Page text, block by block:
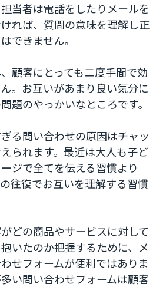
当者は電話をしたりメールを
れば、質問の意味を理解し正
できません。
顧客にとっても二度手間で効
。お互いがあまり良い気分に
題のやっかいなところです。
る問い合わせの原因はチャッ
られます。最近は大人も子ど
ジで全てを伝える習慣より
往復でお互いを理解する習慣
どの商品やサービスに対して
いたのか把握するために、メ
せフォームが便利ではありま
い問い合わせフォームは顧客